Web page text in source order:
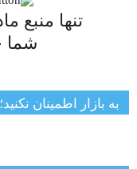
تنها منبع
شما
به بازار اطمینان